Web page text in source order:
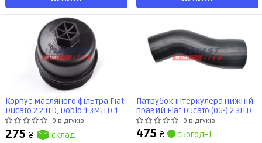
Корпус масляного фільтра Fiat
Ducato 2.2 JTD, Doblo 1.3MJTD 16v
(04-11)/Qubo 1.4 8v (07-)
кришка (FT94709) Fast
0 відгуків
275 ₴ склад
Патрубок інтеркулера нижній
правий Fiat Ducato (06-) 2.3JTD
(FT61780) Fast0 відгуків
475 ₴ сьогодні